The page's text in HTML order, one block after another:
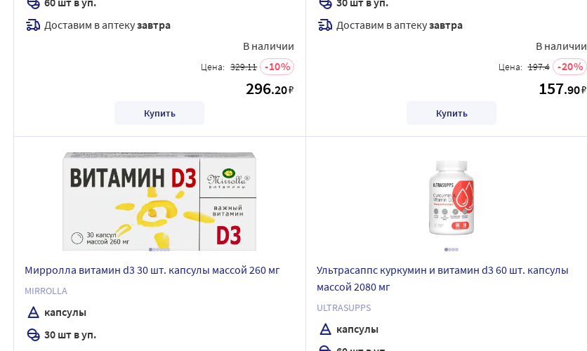
Доставим в аптекузавтра
В наличии
Цена: 329.11 10
296.20₽
Купить
Доставим в аптекузавтра
В наличии
Цена: 197.4 20
157.90₽
Купить
Мирролла витамин d3 30 шт. капсулы массой 260 мг
MIRROLLA
капсулы
30 шт в уп.
Ультрасаппс куркумин и витамин d3 60 шт. капсулы
массой 2080 мг
ULTRASUPPS
капсулы